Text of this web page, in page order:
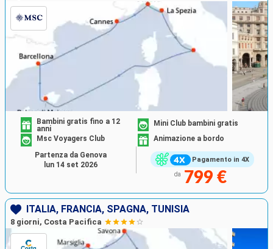
Pagamento in 4X
Bambini gratis fino a 12
anni
Mini Club bambini gratis
Msc Voyagers Club
Animazione a bordo
da 799 €
Partenza da Genova
lun 14 set 2026
ITALIA, FRANCIA, SPAGNA, TUNISIA
8 giorni, Costa Pacifica